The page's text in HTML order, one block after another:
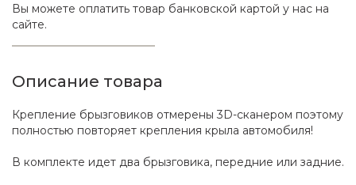
Вы можете оплатить товар банковской картой у нас на
сайте.
Описание товара
Крепление брызговиков отмерены 3D-сканером поэтому
полностью повторяет крепления крыла автомобиля!
В комплекте идет два брызговика, передние или задние.